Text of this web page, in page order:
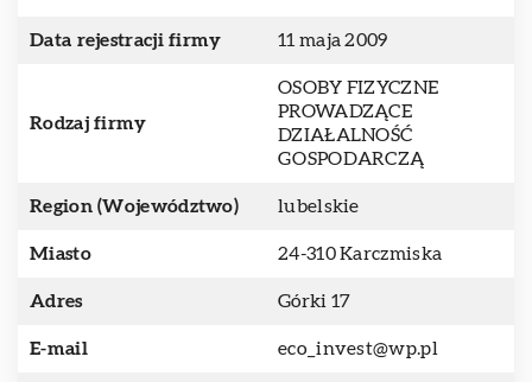
Data rejestracji firmy 11 maja 2009
Rodzaj firmy
OSOBY FIZYCZNE
PROWADZĄCE
DZIAŁALNOŚĆ
GOSPODARCZĄ
Region (Województwo) lubelskie
Miasto 24-310 Karczmiska
Adres Górki 17
E-mail eco_invest@wp.pl